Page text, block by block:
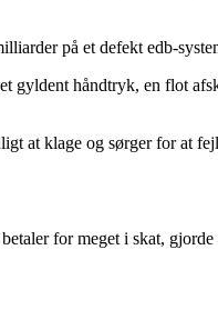
på et defekt edb-
gyldent håndtryk, en flot
at klage og sørger for at
for meget i skat,